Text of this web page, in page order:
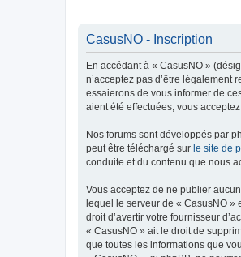
CasusNO - Inscription
En accédant à « CasusNO »
n’acceptez pas d’être
essaierons de vous informer de
aient été effectuées, vous
Nos forums sont développés par
peut être téléchargé sur le site de
conduite et du contenu que nous
Vous acceptez de ne publier
lequel le serveur de « CasusNO
droit d’avertir votre fournisseur
« CasusNO » ait le droit de
que toutes les informations que